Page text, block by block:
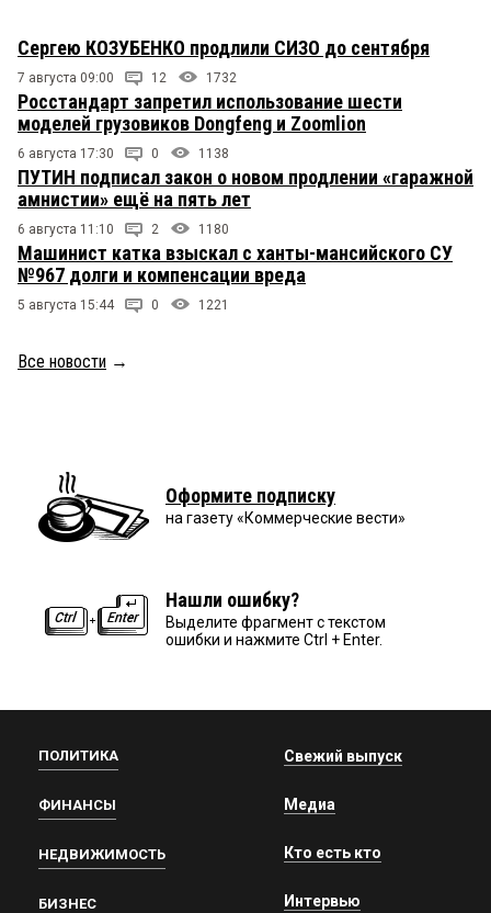
Сергею КОЗУБЕНКО продлили СИЗО до сентября
7 августа 09:00 12 1732
Росстандарт запретил использование шести
моделей грузовиков Dongfeng и Zoomlion
6 августа 17:30 0 1138
ПУТИН подписал закон о новом продлении «гаражной
амнистии» ещё на пять лет
6 августа 11:10 2 1180
Машинист катка взыскал с ханты-мансийского СУ
№967 долги и компенсации вреда
5 августа 15:44 0 1221
Все новости →
Оформите подписку
на газету «Коммерческие вести»
Нашли ошибку?
Выделите фрагмент с текстом
ошибки и нажмите Ctrl + Enter.
ПОЛИТИКА
ФИНАНСЫ
НЕДВИЖИМОСТЬ
БИЗНЕС
Свежий выпуск
Медиа
Кто есть кто
Интервью